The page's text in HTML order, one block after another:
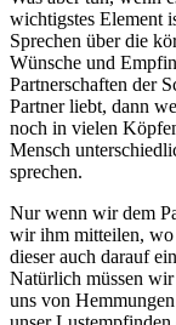
wichtigstes Element
Sprechen über die
Wünsche und
Partnerschaften der
Partner liebt, dann
noch in vielen
Mensch
sprechen.
Nur wenn wir dem
wir ihm mitteilen, wo
dieser auch darauf
Natürlich müssen
uns von